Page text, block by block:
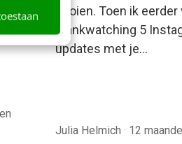
veel
hun
gooien. Toen ik eerder
Frankwatching 5
updates met je…
Julia Helmich · 12